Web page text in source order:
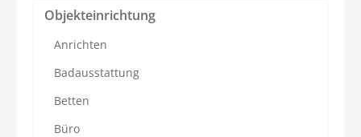
Objekteinrichtung
Anrichten
Badausstattung
Betten
Büro